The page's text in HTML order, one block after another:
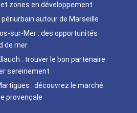
zones en développement
autour de Marseille
sur-Mer : des opportunités
de mer
: trouver le bon partenaire
sereinement
: découvrez le marché
provençale